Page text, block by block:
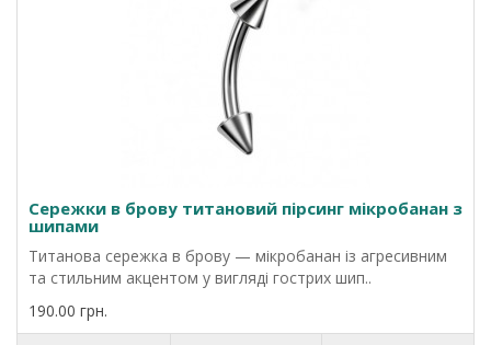
Сережки в брову титановий пірсинг мікробанан з
шипами
Титанова сережка в брову — мікробанан із агресивним
та стильним акцентом у вигляді гострих шип..
190.00 грн.